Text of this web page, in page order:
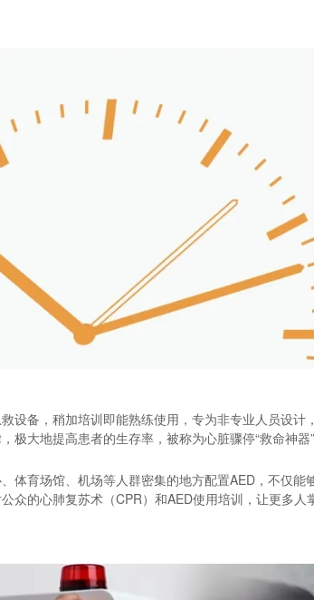
设备，稍加培训即能熟练使用，专为非专业人员设
极大地提高患者的生存率，被称为心脏骤停“救命神器”
体育场馆、机场等人群密集的地方配置AED，不仅
众的心肺复苏术（CPR）和AED使用培训，让更多